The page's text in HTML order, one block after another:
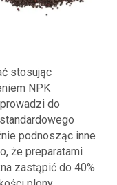
stosując
NPK
do
podnosząc inne
że preparatami
zastąpić do 40%